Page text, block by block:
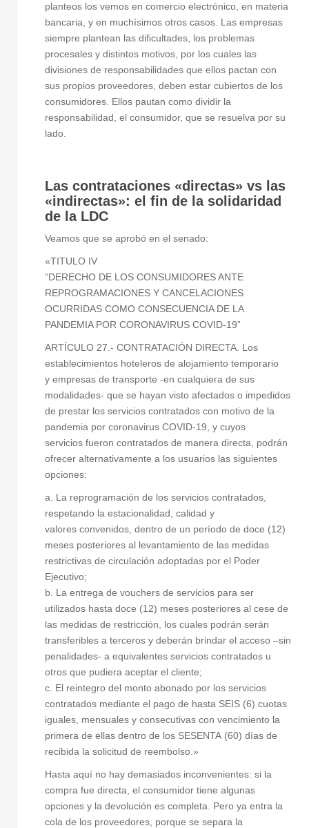
planteos los vemos en comercio electrónico, en materia
bancaria, y en muchísimos otros casos. Las empresas
siempre plantean las dificultades, los problemas
procesales y distintos motivos, por los cuales las
divisiones de responsabilidades que ellos pactan con
sus propios proveedores, deben estar cubiertos de los
consumidores. Ellos pautan como dividir la
responsabilidad, el consumidor, que se resuelva por su
lado.
Las contrataciones «directas» vs las
«indirectas»: el fin de la solidaridad
de la LDC
Veamos que se aprobó en el senado:
«TITULO IV
“DERECHO DE LOS CONSUMIDORES ANTE
REPROGRAMACIONES Y CANCELACIONES
OCURRIDAS COMO CONSECUENCIA DE LA
PANDEMIA POR CORONAVIRUS COVID-19”
ARTÍCULO 27.- CONTRATACIÓN DIRECTA. Los
establecimientos hoteleros de alojamiento temporario
y empresas de transporte -en cualquiera de sus
modalidades- que se hayan visto afectados o impedidos
de prestar los servicios contratados con motivo de la
pandemia por coronavirus COVID-19, y cuyos
servicios fueron contratados de manera directa, podrán
ofrecer alternativamente a los usuarios las siguientes
opciones:
a. La reprogramación de los servicios contratados,
respetando la estacionalidad, calidad y
valores convenidos, dentro de un período de doce (12)
meses posteriores al levantamiento de las medidas
restrictivas de circulación adoptadas por el Poder
Ejecutivo;
b. La entrega de vouchers de servicios para ser
utilizados hasta doce (12) meses posteriores al cese de
las medidas de restricción, los cuales podrán serán
transferibles a terceros y deberán brindar el acceso –sin
penalidades- a equivalentes servicios contratados u
otros que pudiera aceptar el cliente;
c. El reintegro del monto abonado por los servicios
contratados mediante el pago de hasta SEIS (6) cuotas
iguales, mensuales y consecutivas con vencimiento la
primera de ellas dentro de los SESENTA (60) días de
recibida la solicitud de reembolso.»
Hasta aquí no hay demasiados inconvenientes: si la
compra fue directa, el consumidor tiene algunas
opciones y la devolución es completa. Pero ya entra la
cola de los proveedores, porque se separa la